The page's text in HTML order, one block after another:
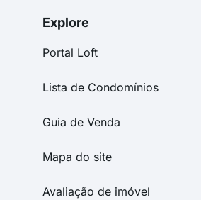
Explore
Portal Loft
Lista de Condomínios
Guia de Venda
Mapa do site
Avaliação de imóvel